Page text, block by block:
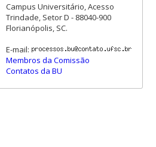
Campus Universitário, Acesso
Trindade, Setor D - 88040-900
Florianópolis, SC.
E-mail:
Membros da Comissão
Contatos da BU